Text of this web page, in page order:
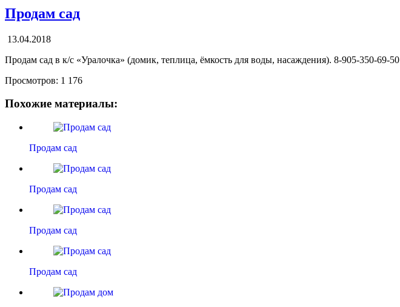
Продам сад
13.04.2018
Продам сад в к/с «Уралочка» (домик, теплица, ёмкость для воды, насаждения). 8-905-350-69-50
Просмотров: 1 176
Похожие материалы:
Продам сад
Продам сад
Продам сад
Продам сад